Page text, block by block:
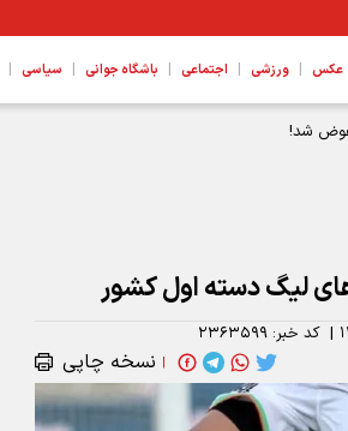
عکس | ورزشی | اجتماعی | باشگاه جوانی | سیاسی |
عوض شد!
لیگ دسته اول کشور
| کد خبر: ۲۳۶۳۵۹۹
| نسخه چاپی